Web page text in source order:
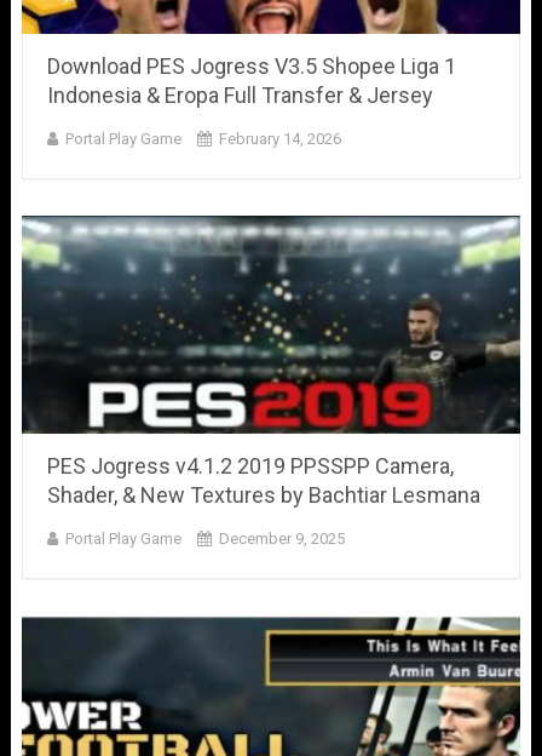
Download PES Jogress V3.5 Shopee Liga 1
Indonesia & Eropa Full Transfer & Jersey
Portal Play Game February 14, 2026
PES Jogress v4.1.2 2019 PPSSPP Camera,
Shader, & New Textures by Bachtiar Lesmana
Portal Play Game December 9, 2025